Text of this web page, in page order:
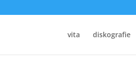
vita diskografie